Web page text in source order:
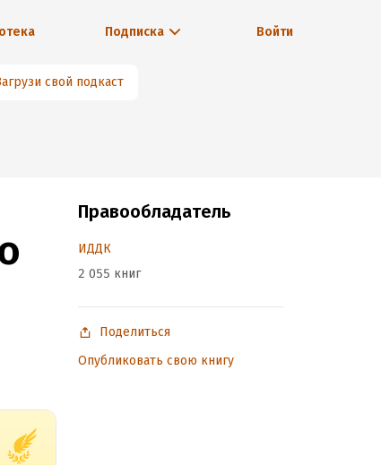
Подписка Войти
свой подкаст
Правообладатель
ИДДК
2 055 книг
Поделиться
Опубликовать свою книгу